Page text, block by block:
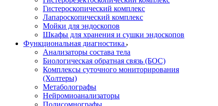
Гистероскопический комплекс
Лапароскопический комплекс
Мойки для эндоскопов
Шкафы для хранения и сушки эндоскопов
Функциональная диагностика
Анализаторы состава тела
Биологическая обратная связь (БОС)
Комплексы суточного мониторирования
(Холтеры)
Метаболографы
Нейромиоанализаторы
Полисомнографы